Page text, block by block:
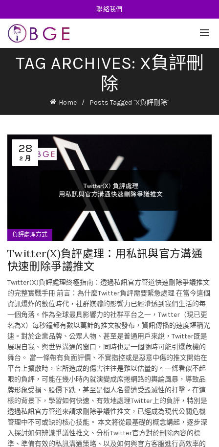
聯絡我們
TAG ARCHIVES: X負評刪
除
Home Posts Tagged "X負評刪除"
28
2 月
負評處理方式
Twitter(X)負評處理：用私訊與官方溝通
快速刪除爭議推文
Twitter(X)負評處理終極指南：透過私訊官方管道快速刪除爭議推文
的完整實戰手冊 前言：為什麼Twitter負評需要緊急處理 在當今這個
資訊爆炸的數位時代，社群媒體的影響力已經滲透到我們生活的每
一個角落。作為全球最具影響力的社群平台之一，Twitter（現已更
名為X）每秒鐘都有數以萬計的推文被發布，資訊傳播的速度堪稱光
速。對於企業品牌、公眾人物、甚至是普通用戶來說，Twitter既是
展現自我、與世界溝通的窗口，同時也是一個隨時可能引爆危機的
舞台。 當一條帶有負面評價、不實指控或是惡意中傷的推文開始在
平台上擴散時，它所造成的傷害往往是難以估量的。一條看似不起
眼的負評，可能在幾小時內就演變成席捲網路的輿論風暴，導致品
牌形象受損、股價下跌，甚至是個人名譽遭受毀滅性的打擊。在這
樣的背景下，學習如何快速、有效地處理Twitter上的負評，特別是
透過私訊官方管道來請求刪除爭議性推文，已經成為現代公關危機
管理中不可或缺的核心技能。 本文將從最基礎的概念講起，逐步深
入探討如何辨識爭議性推文、分析Twitter官方對於刪除內容的標
準、準備有效的私訊溝通策略、以及如何與官方客服進行高效率的